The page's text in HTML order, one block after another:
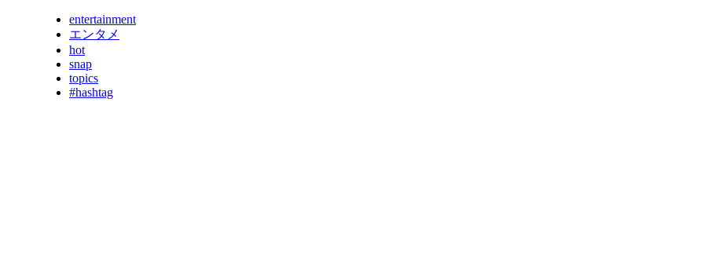
entertainment
エンタメ
hot
snap
topics
#hashtag